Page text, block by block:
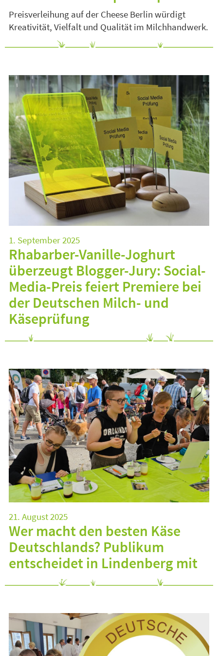
Preisverleihung auf der Cheese Berlin würdigt
Kreativität, Vielfalt und Qualität im Milchhandwerk.
1. September 2025
Rhabarber-Vanille-Joghurt
überzeugt Blogger-Jury: Social-
Media-Preis feiert Premiere bei
der Deutschen Milch- und
Käseprüfung
21. August 2025
Wer macht den besten Käse
Deutschlands? Publikum
entscheidet in Lindenberg mit